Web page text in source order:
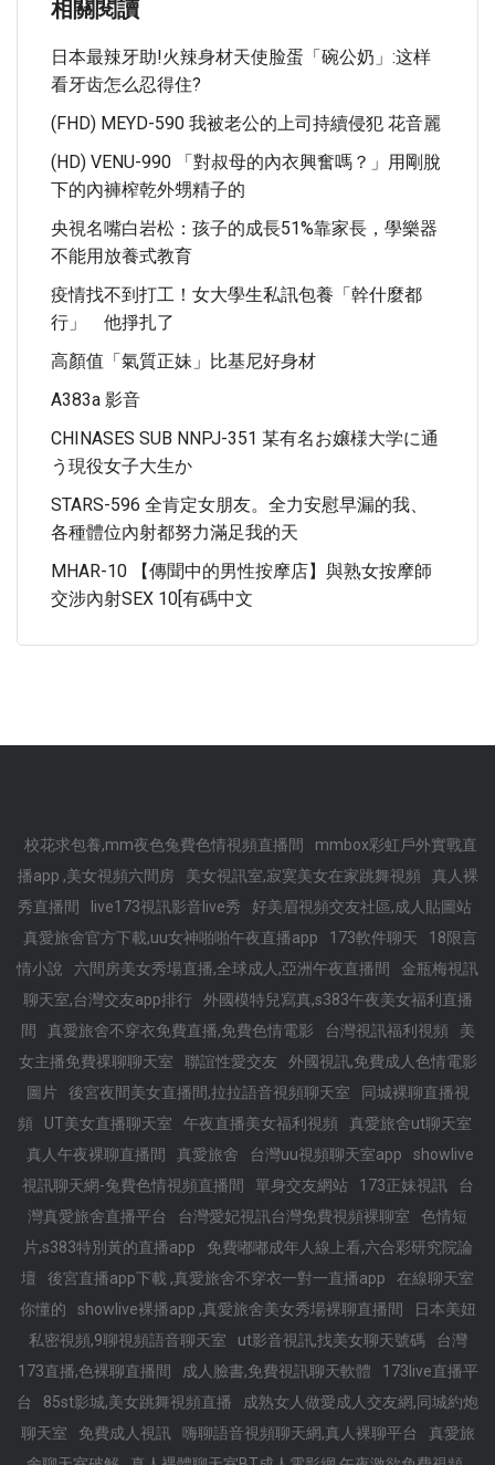
相關閱讀
日本最辣牙助!火辣身材天使脸蛋「碗公奶」:这样
看牙齿怎么忍得住?
(FHD) MEYD-590 我被老公的上司持續侵犯 花音麗
(HD) VENU-990 「對叔母的內衣興奮嗎？」用剛脫
下的內褲榨乾外甥精子的
央視名嘴白岩松：孩子的成長51%靠家長，學樂器
不能用放養式教育
疫情找不到打工！女大學生私訊包養「幹什麼都
行」 他掙扎了
高顏值「氣質正妹」比基尼好身材
A383a 影音
CHINASES SUB NNPJ-351 某有名お嬢様大学に通
う現役女子大生か
STARS-596 全肯定女朋友。全力安慰早漏的我、
各種體位內射都努力滿足我的天
MHAR-10 【傳聞中的男性按摩店】與熟女按摩師
交涉內射SEX 10[有碼中文
校花求包養,mm夜色兔費色情視頻直播間
mmbox彩虹戶外實戰直
播app ,美女視頻六間房
美女視訊室,寂寞美女在家跳舞視頻
真人裸
秀直播間
live173視訊影音live秀
好美眉視頻交友社區,成人貼圖站
真愛旅舍官方下載,uu女神啪啪午夜直播app
173軟件聊天
18限言
情小說
六間房美女秀場直播,全球成人,亞洲午夜直播間
金瓶梅視訊
聊天室,台灣交友app排行
外國模特兒寫真,s383午夜美女福利直播
間
真愛旅舍不穿衣免費直播,免費色情電影 台灣視訊福利視頻
美
女主播免費祼聊聊天室
聯誼性愛交友
外國視訊,免費成人色情電影
圖片
後宮夜間美女直播間,拉拉語音視頻聊天室
同城裸聊直播視
頻
UT美女直播聊天室 午夜直播美女福利視頻
真愛旅舍ut聊天室
真人午夜裸聊直播間
真愛旅舍 台灣uu視頻聊天室app
showlive
視訊聊天網-兔費色情視頻直播間
單身交友網站 173正妹視訊
台
灣真愛旅舍直播平台
台灣愛妃視訊台灣免費視頻裸聊室
色情短
片,s383特別黃的直播app
免費嘟嘟成年人線上看,六合彩研究院論
壇
後宮直播app下載 ,真愛旅舍不穿衣一對一直播app
在線聊天室
你懂的
showlive裸播app ,真愛旅舍美女秀場裸聊直播間
日本美妞
私密視頻,9聊視頻語音聊天室
ut影音視訊,找美女聊天號碼
台灣
173直播,色裸聊直播間
成人臉書,免費視訊聊天軟體
173live直播平
台
85st影城,美女跳舞視頻直播
成熟女人做愛成人交友網,同城約炮
聊天室
免費成人視訊 嗨聊語音視頻聊天網,真人裸聊平台
真愛旅